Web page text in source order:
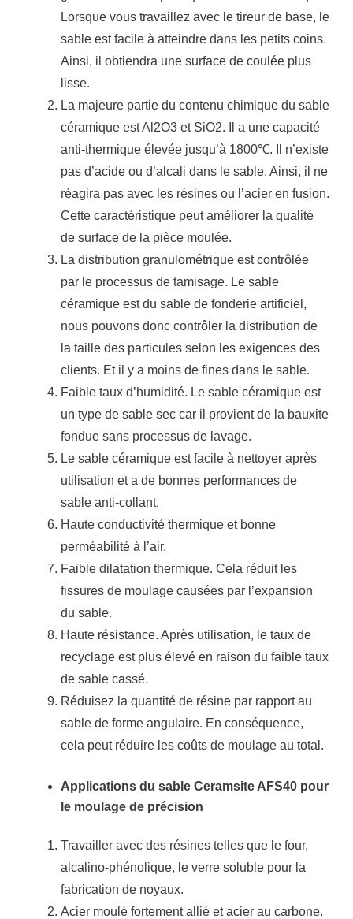
Lorsque vous travaillez avec le tireur de base, le
sable est facile à atteindre dans les petits coins.
Ainsi, il obtiendra une surface de coulée plus
lisse.
La majeure partie du contenu chimique du sable
céramique est Al2O3 et SiO2.
Il a une capacité
anti-thermique élevée jusqu’à 1800℃.
Il n’existe
pas d’acide ou d’alcali dans le sable. Ainsi, il ne
réagira pas avec les résines ou l’acier en fusion.
Cette caractéristique peut améliorer la qualité
de surface de la pièce moulée.
La distribution granulométrique est contrôlée
par le processus de tamisage. Le sable
céramique est du sable de fonderie artificiel,
nous pouvons donc contrôler la distribution de
la taille des particules selon les exigences des
clients. Et il y a moins de fines dans le sable.
Faible taux d’humidité. Le sable céramique est
un type de sable sec car il provient de la bauxite
fondue sans processus de lavage.
Le sable céramique est facile à nettoyer après
utilisation et a de bonnes performances de
sable anti-collant.
Haute conductivité thermique et bonne
perméabilité à l’air.
Faible dilatation thermique. Cela réduit les
fissures de moulage causées par l’expansion
du sable.
Haute résistance. Après utilisation, le taux de
recyclage est plus élevé en raison du faible taux
de sable cassé.
Réduisez la quantité de résine par rapport au
sable de forme angulaire. En conséquence,
cela peut réduire les coûts de moulage au total.
Applications du sable Ceramsite AFS40 pour
le moulage de précision
Travailler avec des résines telles que le four,
alcalino-phénolique, le verre soluble pour la
fabrication de noyaux.
Acier moulé fortement allié et acier au carbone.